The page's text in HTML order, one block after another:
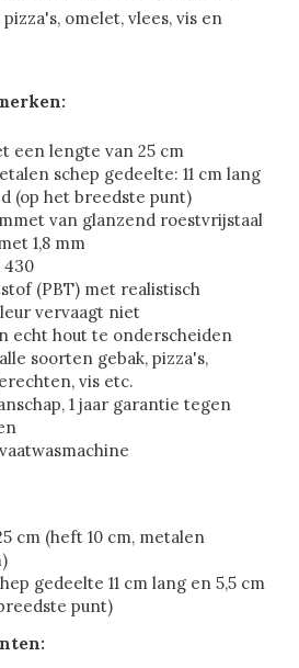
omelet, vlees, vis en
een lengte van 25 cm
schep gedeelte: 11 cm lang
(op het breedste punt)
van glanzend roestvrijstaal
1,8 mm
430
(PBT) met realistisch
vervaagt niet
echt hout te onderscheiden
soorten gebak, pizza's,
vis etc.
1 jaar garantie tegen
cm (heft 10 cm, metalen
gedeelte 11 cm lang en 5,5 cm
punt)